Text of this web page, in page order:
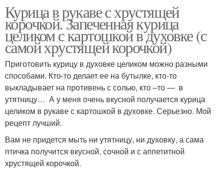
Курица в рукаве с хрустящей
корочкой. Запеченная курица
целиком с картошкой в духовке (с
самой хрустящей корочкой)
Приготовить курицу в духовке целиком можно разными
способами. Кто-то делает ее на бутылке, кто-то
выкладывает на противень с солью, кто –то — в
утятницу… А у меня очень вкусной получается курица
целиком в рукаве с картошкой в духовке. Серьезно. Мой
рецепт лучший.
Вам не придется мыть ни утятницу, ни духовку, а сама
птичка получится вкусной, сочной и с аппетитной
хрустящей корочкой.